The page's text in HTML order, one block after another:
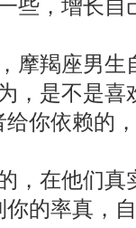
些，增长自
摩羯座男生
，是不是喜
你依赖的
，在他们真
的率真，